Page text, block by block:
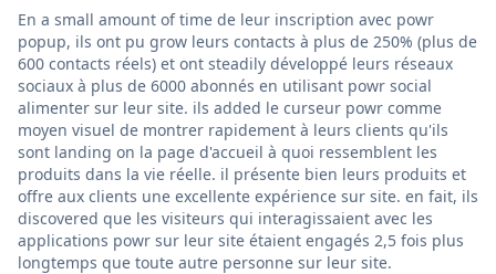
En a small amount of time de leur inscription avec powr
popup, ils ont pu grow leurs contacts à plus de 250% (plus de
600 contacts réels) et ont steadily développé leurs réseaux
sociaux à plus de 6000 abonnés en utilisant powr social
alimenter sur leur site. ils added le curseur powr comme
moyen visuel de montrer rapidement à leurs clients qu'ils
sont landing on la page d'accueil à quoi ressemblent les
produits dans la vie réelle. il présente bien leurs produits et
offre aux clients une excellente expérience sur site. en fait, ils
discovered que les visiteurs qui interagissaient avec les
applications powr sur leur site étaient engagés 2,5 fois plus
longtemps que toute autre personne sur leur site.